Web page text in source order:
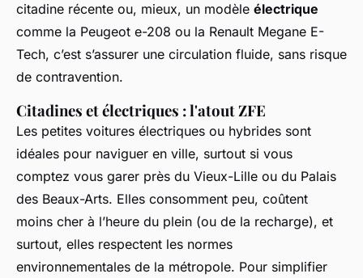
citadine récente ou, mieux, un modèle électrique
comme la Peugeot e-208 ou la Renault Megane E-
Tech, c’est s’assurer une circulation fluide, sans risque
de contravention.
Citadines et électriques : l'atout ZFE
Les petites voitures électriques ou hybrides sont
idéales pour naviguer en ville, surtout si vous
comptez vous garer près du Vieux-Lille ou du Palais
des Beaux-Arts. Elles consomment peu, coûtent
moins cher à l’heure du plein (ou de la recharge), et
surtout, elles respectent les normes
environnementales de la métropole. Pour simplifier